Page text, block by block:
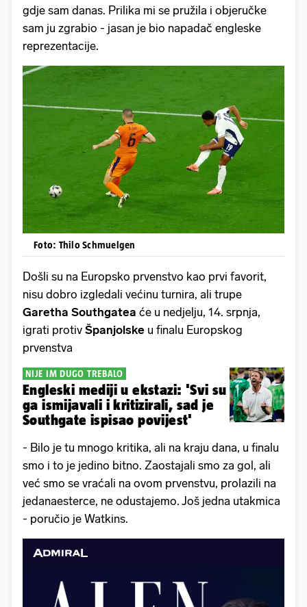
gdje sam danas. Prilika mi se pružila i objeručke
sam ju zgrabio - jasan je bio napadač engleske
reprezentacije.
Foto: Thilo Schmuelgen
Došli su na Europsko prvenstvo kao prvi favorit,
nisu dobro izgledali većinu turnira, ali trupe
Garetha Southgatea će u nedjelju, 14. srpnja,
igrati protiv Španjolske u finalu Europskog
prvenstva
NIJE IM DUGO TREBALO
Engleski mediji u ekstazi: 'Svi su
ga ismijavali i kritizirali, sad je
Southgate ispisao povijest'
- Bilo je tu mnogo kritika, ali na kraju dana, u finalu
smo i to je jedino bitno. Zaostajali smo za gol, ali
već smo se vraćali na ovom prvenstvu, prolazili na
jedanaesterce, ne odustajemo. Još jedna utakmica
- poručio je Watkins.